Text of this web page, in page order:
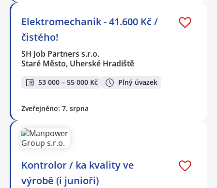
Elektromechanik - 41.600 Kč /
čistého!
SH Job Partners s.r.o.
Staré Město, Uherské Hradiště
53 000 – 55 000 Kč Plný úvazek
Zveřejněno: 7. srpna
Kontrolor / ka kvality ve
výrobě (i junioři)